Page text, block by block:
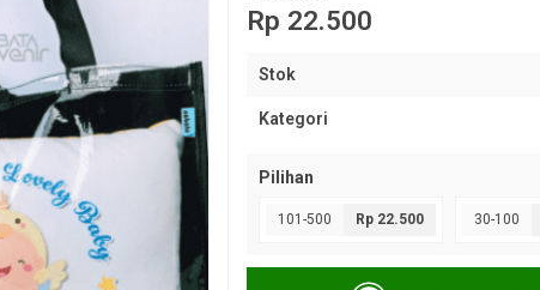
Rp 22.500
Stok
Kategori
Pilihan
101-500 Rp 22.500 30-100